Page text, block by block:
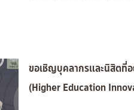
ขอเชิญบุคลากรและนิสิตที่
(Higher Education